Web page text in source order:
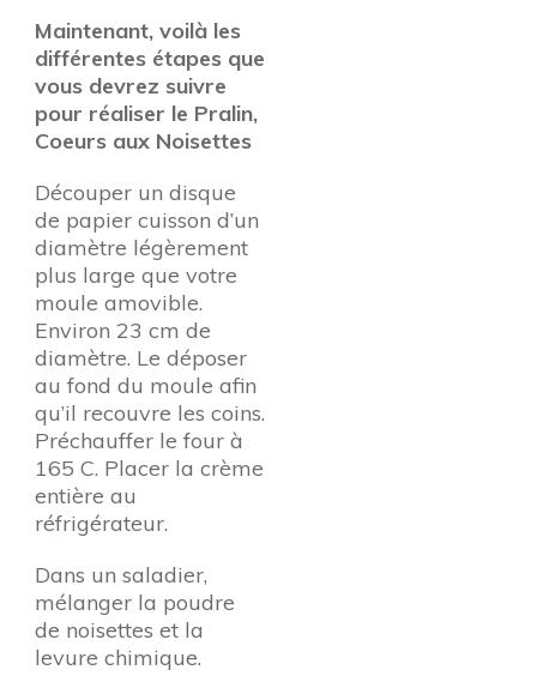
Maintenant, voilà les
différentes étapes que
vous devrez suivre
pour réaliser le Pralin,
Coeurs aux Noisettes
Découper un disque
de papier cuisson d’un
diamètre légèrement
plus large que votre
moule amovible.
Environ 23 cm de
diamètre. Le déposer
au fond du moule afin
qu’il recouvre les coins.
Préchauffer le four à
165 C. Placer la crème
entière au
réfrigérateur.
Dans un saladier,
mélanger la poudre
de noisettes et la
levure chimique.